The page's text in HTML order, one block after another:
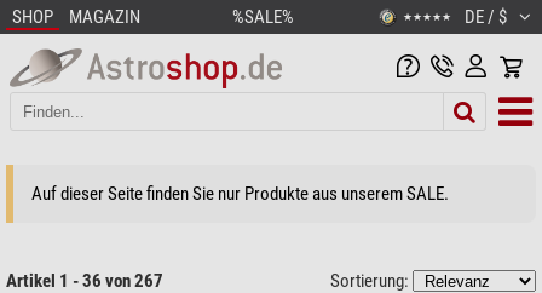
SHOP MAGAZIN %SALE% ★★★★★ DE / $
Auf dieser Seite finden Sie nur Produkte aus unserem SALE.
Artikel 1 - 36 von 267 Sortierung: